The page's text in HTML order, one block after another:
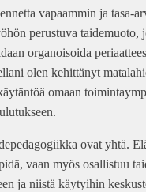
vapaammin ja tasa-
perustuva taidemuoto,
organoisoida
olen kehittänyt
omaan
ovat yhtä.
vaan myös osallistuu
ja niistä käytyihin